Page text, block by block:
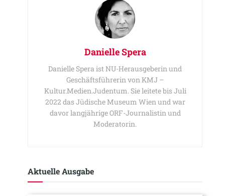
Danielle Spera
Danielle Spera ist NU-Herausgeberin und
Geschäftsführerin von KMJ –
Kultur.Medien.Judentum. Sie leitete bis Juli
2022 das Jüdische Museum Wien und war
davor langjährige ORF-Journalistin und
Moderatorin.
Aktuelle Ausgabe​